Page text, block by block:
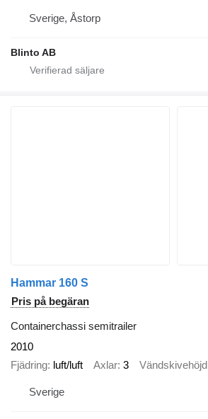
Sverige, Åstorp
Blinto AB
Hammar 160 S
Pris på begäran
Containerchassi semitrailer
2010
Fjädring luft/luft Axlar 3 Vändskivehöjd
Sverige